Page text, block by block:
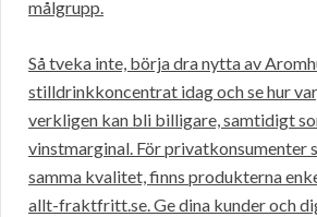
målgrupp.
Så tveka inte, börja dra nytta av
stilldrinkkoncentrat idag och se hur
verkligen kan bli billigare, samtidigt
vinstmarginal. För privatkonsumenter
samma kvalitet, finns produkterna
allt-fraktfritt.se. Ge dina kunder och